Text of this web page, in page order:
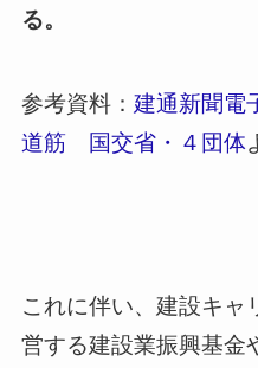
る。
参考資料： 建通新聞
道筋 国交省・４団体
これに伴い、建設キャ
営する建設業振興基金